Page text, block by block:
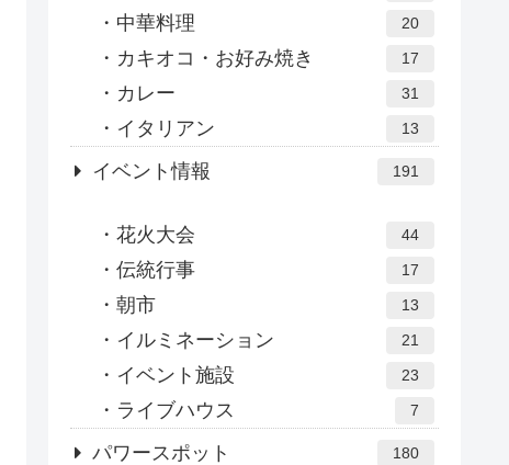
中華料理 20
カキオコ・お好み焼き 17
カレー 31
イタリアン 13
イベント情報 191
花火大会 44
伝統行事 17
朝市 13
イルミネーション 21
イベント施設 23
ライブハウス 7
パワースポット 180